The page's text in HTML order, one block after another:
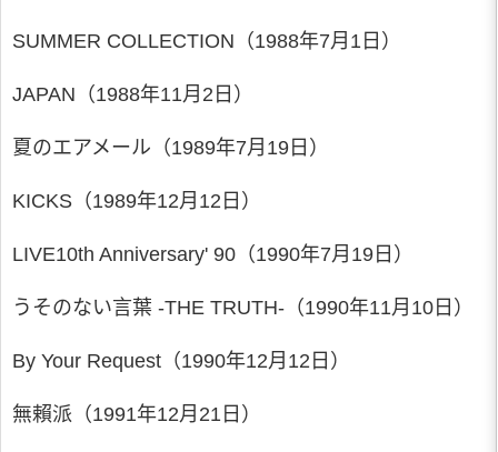
SUMMER COLLECTION（1988年7月1日）
JAPAN（1988年11月2日）
夏のエアメール（1989年7月19日）
KICKS（1989年12月12日）
LIVE10th Anniversary' 90（1990年7月19日）
うそのない言葉 -THE TRUTH-（1990年11月10日）
By Your Request（1990年12月12日）
無賴派（1991年12月21日）